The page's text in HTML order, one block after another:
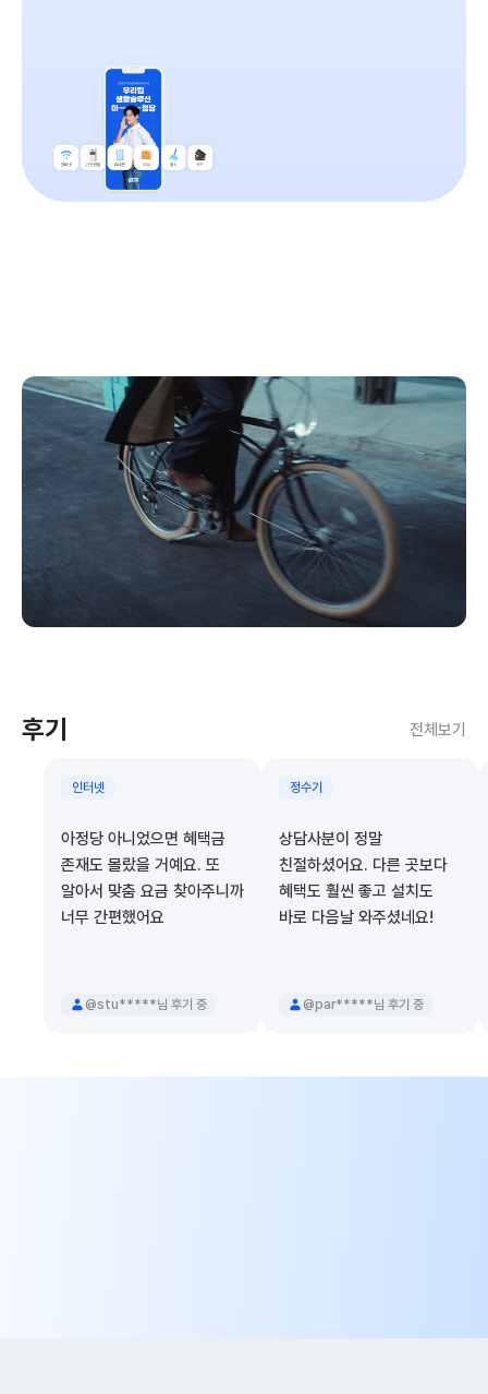
후기 전체보기
인터넷
아정당 아니었으면 혜택금
존재도 몰랐을 거예요. 또
알아서 맞춤 요금 찾아주니까
너무 간편했어요
@stu*****님 후기 중
정수기
상담사분이 정말
친절하셨어요. 다른 곳보다
혜택도 훨씬 좋고 설치도
바로 다음날 와주셨네요!
@par*****님 후기 중